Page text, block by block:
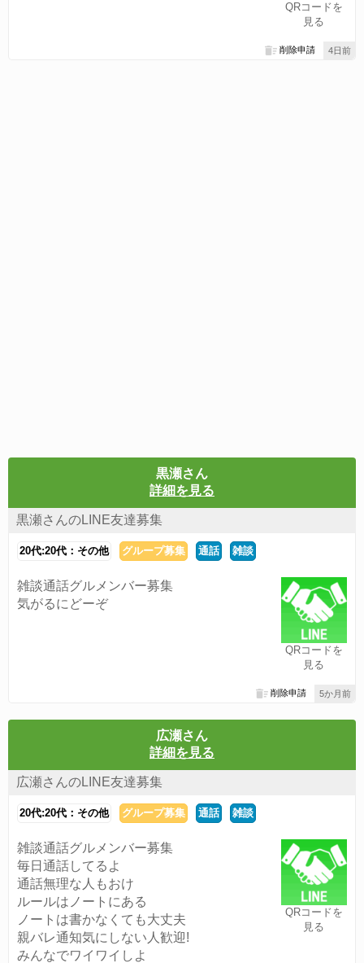
QRコードを
見る
4日前
削除申請
黒瀬さん
詳細を見る
黒瀬さんのLINE友達募集
20代:20代：その他 グループ募集 通話 雑談
QRコードを
見る
雑談通話グルメンバー募集
気がるにどーぞ
5か月前
削除申請
広瀬さん
詳細を見る
広瀬さんのLINE友達募集
20代:20代：その他 グループ募集 通話 雑談
QRコードを
見る
雑談通話グルメンバー募集
毎日通話してるよ
通話無理な人もおけ
ルールはノートにある
ノートは書かなくても大丈夫
親バレ通知気にしない人歓迎!
みんなでワイワイしよ